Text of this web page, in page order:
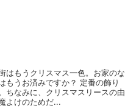
はもうクリスマス一色。お家のな
もうお済みですか？ 定番の飾り
ちなみに、クリスマスリースの由
よけのためだ...